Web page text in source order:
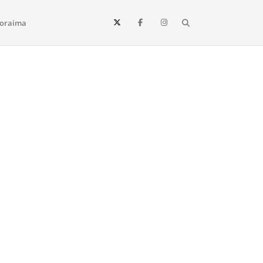
e todo o estado de Roraima. Fique sempre informado